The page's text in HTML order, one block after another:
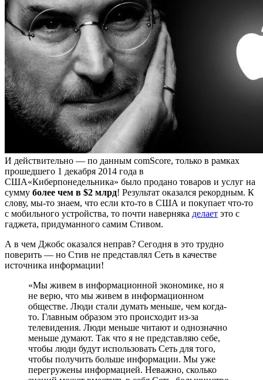
И действительно — по данным comScore, только в рамках
прошедшего 1 декабря 2014 года в
США«Киберпонедельника» было продано товаров и услуг на
сумму более чем в $2 млрд! Результат оказался рекордным. К
слову, мы-то знаем, что если кто-то в США и покупает что-то
с мобильного устройства, то почти наверняка делает это с
гаджета, придуманного самим Стивом.
А в чем Джобс оказался неправ? Сегодня в это трудно
поверить — но Стив не представлял Сеть в качестве
источника информации!
«Мы живем в информационной экономике, но я
не верю, что мы живем в информационном
обществе. Люди стали думать меньше, чем когда-
то. Главным образом это происходит из-за
телевидения. Люди меньше читают и однозначно
меньше думают. Так что я не представляю себе,
чтобы люди будут использовать Сеть для того,
чтобы получить больше информации. Мы уже
перегружены информацией. Неважно, сколько